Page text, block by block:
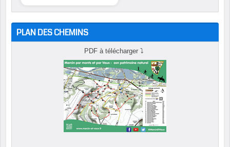
PLAN DES CHEMINS
PDF à télécharger ⤵